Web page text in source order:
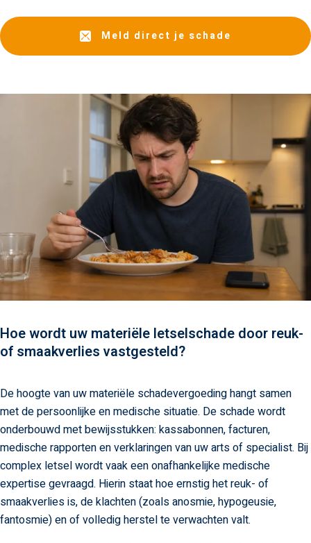
Meld direct je schade
Hoe wordt uw materiële letselschade door reuk-
of smaakverlies vastgesteld?
De hoogte van uw materiële schadevergoeding hangt samen
met de persoonlijke en medische situatie. De schade wordt
onderbouwd met bewijsstukken: kassabonnen, facturen,
medische rapporten en verklaringen van uw arts of specialist. Bij
complex letsel wordt vaak een onafhankelijke medische
expertise gevraagd. Hierin staat hoe ernstig het reuk- of
smaakverlies is, de klachten (zoals anosmie, hypogeusie,
fantosmie) en of volledig herstel te verwachten valt.